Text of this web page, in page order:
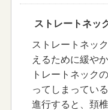
ストレートネッ
ストレートネッ
えるために緩や
トレートネック
ってしまってい
進行すると、頚